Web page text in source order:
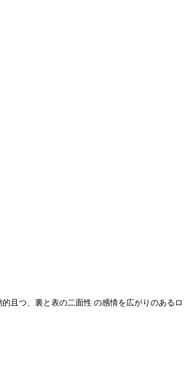
且つ、裏と表の二面性 の感情を広がりのあるロ